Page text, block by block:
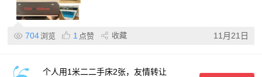
704浏览 1 点赞 收藏 11月21日
个人用1米二二手床2张，友情转让